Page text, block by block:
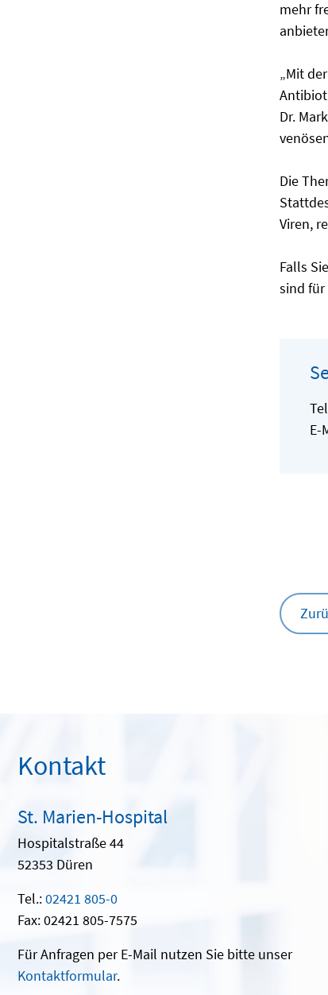
mehr
„Mit
Dr.
Die
Viren,
Falls
sind für
E-
Kontakt
St. Marien-Hospital
Hospitalstraße 44
52353 Düren
Tel.:02421 805-0
Fax: 02421 805-7575
Für Anfragen per E-Mail nutzen Sie bitte unser
Kontaktformular.